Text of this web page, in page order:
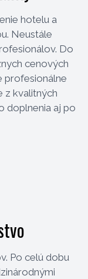
hotelu a
Neustále
Do
cenových
profesionálne
z kvalitných
doplnenia aj po
Po celú dobu